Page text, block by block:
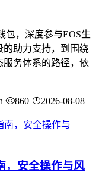
包，深度参与EOS生
的助力支持，到围绕
服务体系的路径，依
860 2026-08-08
，安全操作与风